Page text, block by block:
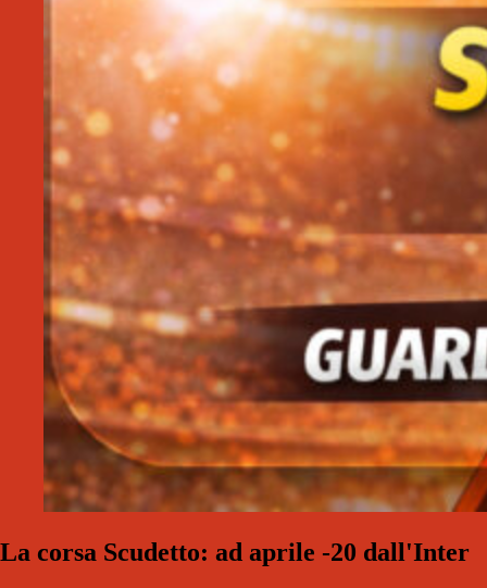
La corsa Scudetto: ad aprile -20 dall'Inter